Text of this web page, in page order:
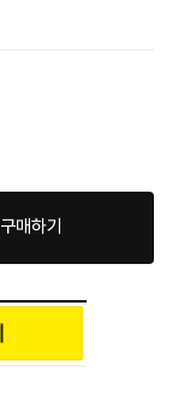
구매하기